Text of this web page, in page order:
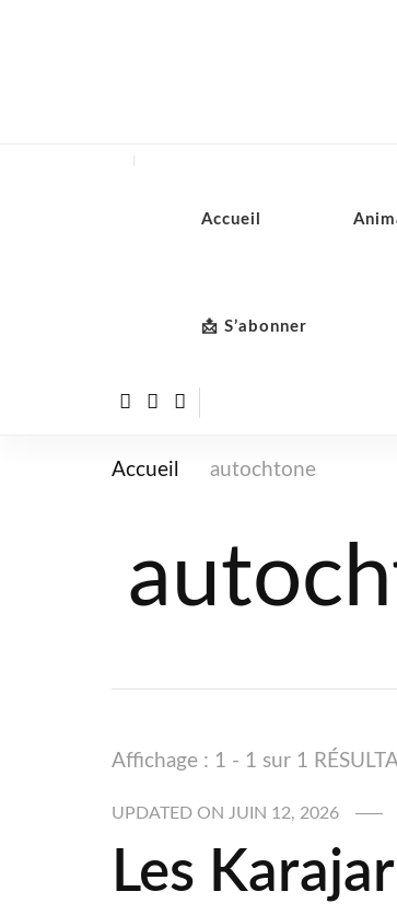
Accueil
📩 S’abonner
Accueil autochtone
Affichage : 1 - 1 sur 1
UPDATED ON JUIN 12, 2026
Les